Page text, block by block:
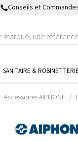
Conseils et
SANITAIRE & ROBINETTERIE
Accessoires AIPHONE